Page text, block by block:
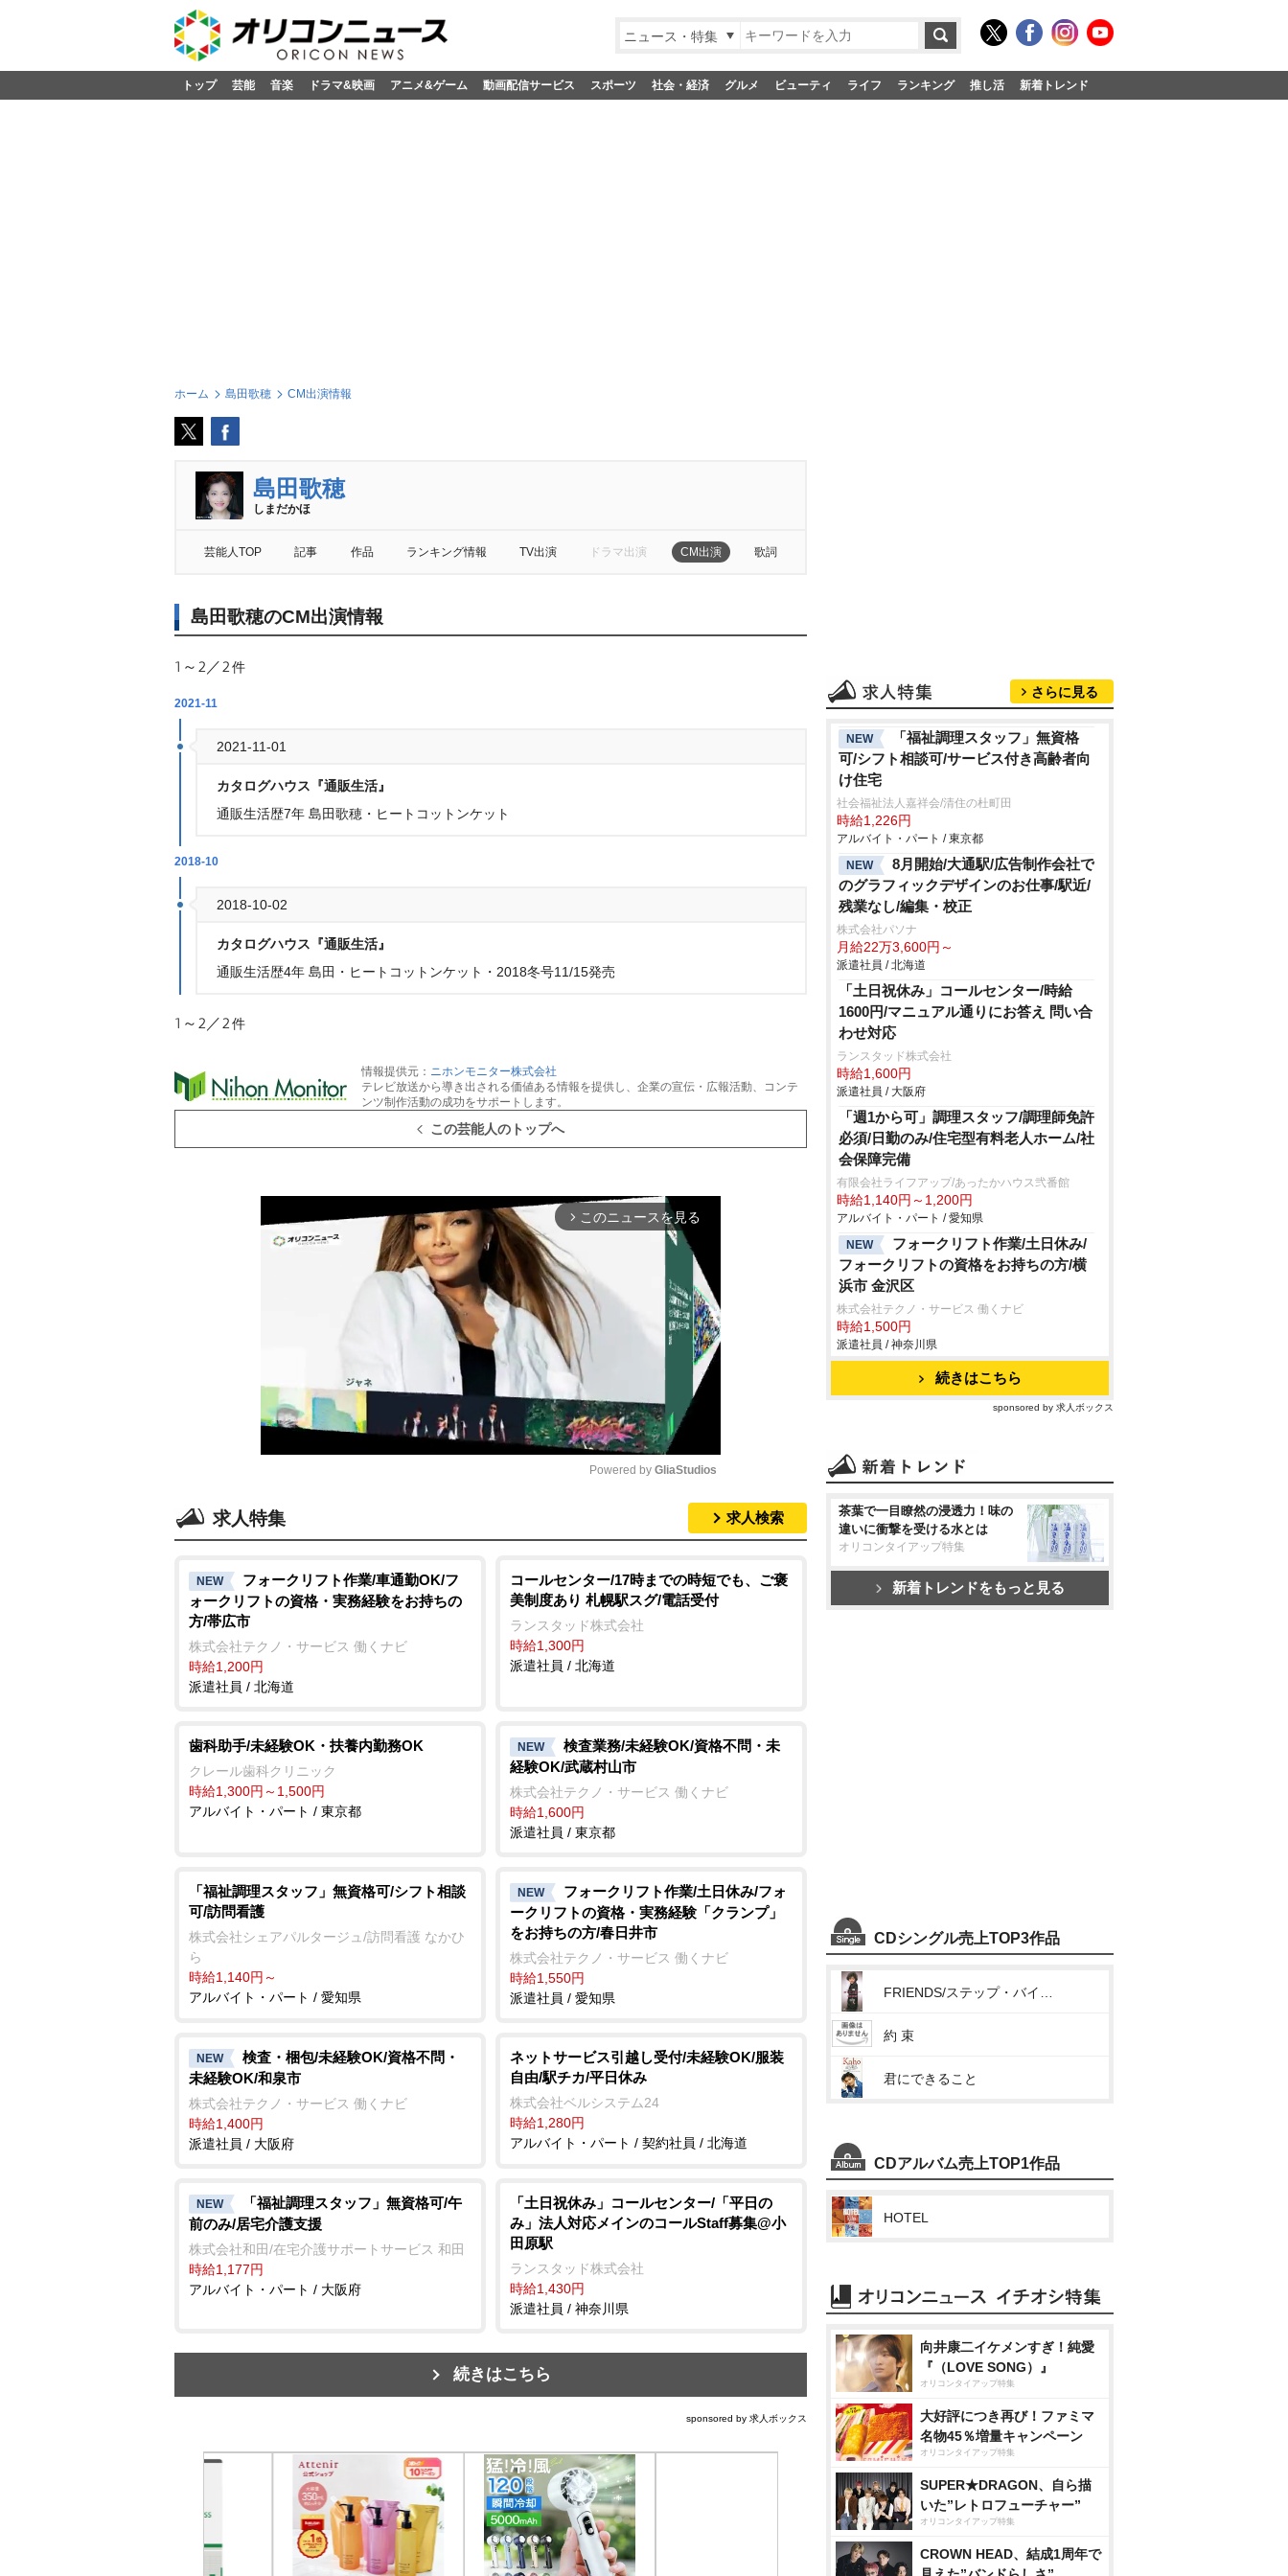
ニュース・特集
トップ 芸能 音楽 ドラマ&映画 アニメ&ゲーム 動画配信サービス スポーツ 社会・経済 グルメ ビューティ ライフ ランキング 推し活 新着トレンド
ホーム 島田歌穂 CM出演情報
島田歌穂
しまだかほ
芸能人TOP 記事 作品 ランキング情報 TV出演 ドラマ出演 CM出演 歌詞
島田歌穂のCM出演情報
1～2／2件
2021-11
2021-11-01
カタログハウス『通販生活』
通販生活歴7年 島田歌穂・ヒートコットンケット
2018-10
2018-10-02
カタログハウス『通販生活』
通販生活歴4年 島田・ヒートコットンケット・2018冬号11/15発売
1～2／2件
情報提供元： ニホンモニター株式会社
テレビ放送から導き出される価値ある情報を提供し、企業の宣伝・広報活動、コンテ
ンツ制作活動の成功をサポートします。
この芸能人のトップへ
arrow_forward_ios このニュースを見る
t
e
Powered by GliaStudios
求人特集 求人検索
NEW
フォークリフト作業/車通勤OK/フ
ォークリフトの資格・実務経験をお持ちの
方/帯広市
株式会社テクノ・サービス 働くナビ
時給1,200円
派遣社員 / 北海道
コールセンター/17時までの時短でも、ご褒
美制度あり 札幌駅スグ/電話受付
ランスタッド株式会社
時給1,300円
派遣社員 / 北海道
歯科助手/未経験OK・扶養内勤務OK
クレール歯科クリニック
時給1,300円～1,500円
アルバイト・パート / 東京都
NEW
検査業務/未経験OK/資格不問・未
経験OK/武蔵村山市
株式会社テクノ・サービス 働くナビ
時給1,600円
派遣社員 / 東京都
「福祉調理スタッフ」無資格可/シフト相談
可/訪問看護
株式会社シェアパルタージュ/訪問看護 なかひ
ら
時給1,140円～
アルバイト・パート / 愛知県
NEW
フォークリフト作業/土日休み/フォ
ークリフトの資格・実務経験「クランプ」
をお持ちの方/春日井市
株式会社テクノ・サービス 働くナビ
時給1,550円
派遣社員 / 愛知県
NEW
検査・梱包/未経験OK/資格不問・
未経験OK/和泉市
株式会社テクノ・サービス 働くナビ
時給1,400円
派遣社員 / 大阪府
ネットサービス引越し受付/未経験OK/服装
自由/駅チカ/平日休み
株式会社ベルシステム24
時給1,280円
アルバイト・パート / 契約社員 / 北海道
NEW
「福祉調理スタッフ」無資格可/午
前のみ/居宅介護支援
株式会社和田/在宅介護サポートサービス 和田
時給1,177円
アルバイト・パート / 大阪府
「土日祝休み」コールセンター/「平日の
み」法人対応メインのコールStaff募集@小
田原駅
ランスタッド株式会社
時給1,430円
派遣社員 / 神奈川県
続きはこちら
sponsored by 求人ボックス
さらに見る
NEW
「福祉調理スタッフ」無資格
可/シフト相談可/サービス付き高齢者向
け住宅
社会福祉法人嘉祥会/清住の杜町田
時給1,226円
アルバイト・パート / 東京都
NEW
8月開始/大通駅/広告制作会社で
のグラフィックデザインのお仕事/駅近/
残業なし/編集・校正
株式会社パソナ
月給22万3,600円～
派遣社員 / 北海道
「土日祝休み」コールセンター/時給
1600円/マニュアル通りにお答え 問い合
わせ対応
ランスタッド株式会社
時給1,600円
派遣社員 / 大阪府
「週1から可」調理スタッフ/調理師免許
必須/日勤のみ/住宅型有料老人ホーム/社
会保障完備
有限会社ライフアップ/あったかハウス弐番館
時給1,140円～1,200円
アルバイト・パート / 愛知県
NEW
フォークリフト作業/土日休み/
フォークリフトの資格をお持ちの方/横
浜市 金沢区
株式会社テクノ・サービス 働くナビ
時給1,500円
派遣社員 / 神奈川県
続きはこちら
sponsored by 求人ボックス
茶葉で一目瞭然の浸透力！味の
違いに衝撃を受ける水とは
オリコンタイアップ特集
新着トレンドをもっと見る
CDシングル売上TOP3作品
約 束
君にできること
CDアルバム売上TOP1作品
HOTEL
向井康二イケメンすぎ！純愛
『（LOVE SONG）』
オリコンタイアップ特集
大好評につき再び！ファミマ
名物45％増量キャンペーン
オリコンタイアップ特集
SUPER★DRAGON、自ら描
いた”レトロフューチャー”
オリコンタイアップ特集
CROWN HEAD、結成1周年で